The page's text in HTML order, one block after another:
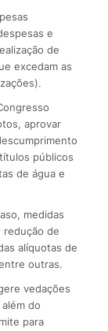
e
de
excedam as
aprovar
públicos
de água e
medidas
redução de
alíquotas de
outras.
vedações
do
para